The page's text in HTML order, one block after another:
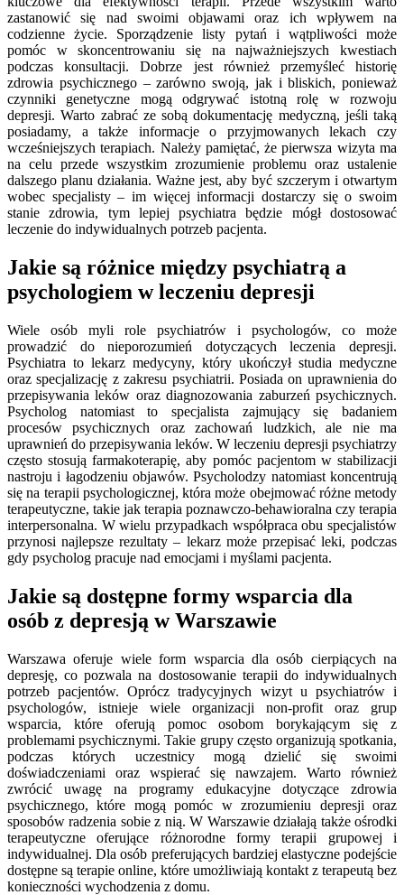
zastanowić się nad swoimi objawami oraz ich wpływem na
codzienne życie. Sporządzenie listy pytań i wątpliwości może
pomóc w skoncentrowaniu się na najważniejszych kwestiach
podczas konsultacji. Dobrze jest również przemyśleć historię
zdrowia psychicznego – zarówno swoją, jak i bliskich, ponieważ
czynniki genetyczne mogą odgrywać istotną rolę w rozwoju
depresji. Warto zabrać ze sobą dokumentację medyczną, jeśli taką
posiadamy, a także informacje o przyjmowanych lekach czy
wcześniejszych terapiach. Należy pamiętać, że pierwsza wizyta ma
na celu przede wszystkim zrozumienie problemu oraz ustalenie
dalszego planu działania. Ważne jest, aby być szczerym i otwartym
wobec specjalisty – im więcej informacji dostarczy się o swoim
stanie zdrowia, tym lepiej psychiatra będzie mógł dostosować
leczenie do indywidualnych potrzeb pacjenta.
Jakie są różnice między psychiatrą a
psychologiem w leczeniu depresji
Wiele osób myli role psychiatrów i psychologów, co może
prowadzić do nieporozumień dotyczących leczenia depresji.
Psychiatra to lekarz medycyny, który ukończył studia medyczne
oraz specjalizację z zakresu psychiatrii. Posiada on uprawnienia do
przepisywania leków oraz diagnozowania zaburzeń psychicznych.
Psycholog natomiast to specjalista zajmujący się badaniem
procesów psychicznych oraz zachowań ludzkich, ale nie ma
uprawnień do przepisywania leków. W leczeniu depresji psychiatrzy
często stosują farmakoterapię, aby pomóc pacjentom w stabilizacji
nastroju i łagodzeniu objawów. Psycholodzy natomiast koncentrują
się na terapii psychologicznej, która może obejmować różne metody
terapeutyczne, takie jak terapia poznawczo-behawioralna czy terapia
interpersonalna. W wielu przypadkach współpraca obu specjalistów
przynosi najlepsze rezultaty – lekarz może przepisać leki, podczas
gdy psycholog pracuje nad emocjami i myślami pacjenta.
Jakie są dostępne formy wsparcia dla
osób z depresją w Warszawie
Warszawa oferuje wiele form wsparcia dla osób cierpiących na
depresję, co pozwala na dostosowanie terapii do indywidualnych
potrzeb pacjentów. Oprócz tradycyjnych wizyt u psychiatrów i
psychologów, istnieje wiele organizacji non-profit oraz grup
wsparcia, które oferują pomoc osobom borykającym się z
problemami psychicznymi. Takie grupy często organizują spotkania,
podczas których uczestnicy mogą dzielić się swoimi
doświadczeniami oraz wspierać się nawzajem. Warto również
zwrócić uwagę na programy edukacyjne dotyczące zdrowia
psychicznego, które mogą pomóc w zrozumieniu depresji oraz
sposobów radzenia sobie z nią. W Warszawie działają także ośrodki
terapeutyczne oferujące różnorodne formy terapii grupowej i
indywidualnej. Dla osób preferujących bardziej elastyczne podejście
dostępne są terapie online, które umożliwiają kontakt z terapeutą bez
konieczności wychodzenia z domu.